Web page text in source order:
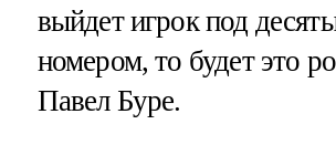
выйдет игрок под
номером, то будет это
Павел Буре.